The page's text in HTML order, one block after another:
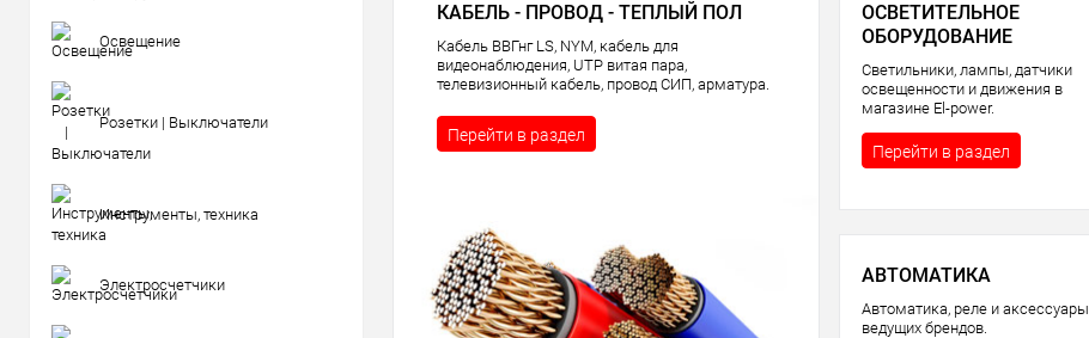
Освещение
Розетки | Выключатели
Инструменты, техника
Электросчетчики
КАБЕЛЬ - ПРОВОД - ТЕПЛЫЙ ПОЛ
Кабель ВВГнг LS, NYM, кабель для
видеонаблюдения, UTP витая пара,
телевизионный кабель, провод СИП, арматура.
Перейти в раздел
ОСВЕТИТЕЛЬНОЕ
ОБОРУДОВАНИЕ
Светильники, лампы, датчики
освещенности и движения в
магазине El-power.
Перейти в раздел
АВТОМАТИКА
Автоматика, реле и аксессуары
ведущих брендов.